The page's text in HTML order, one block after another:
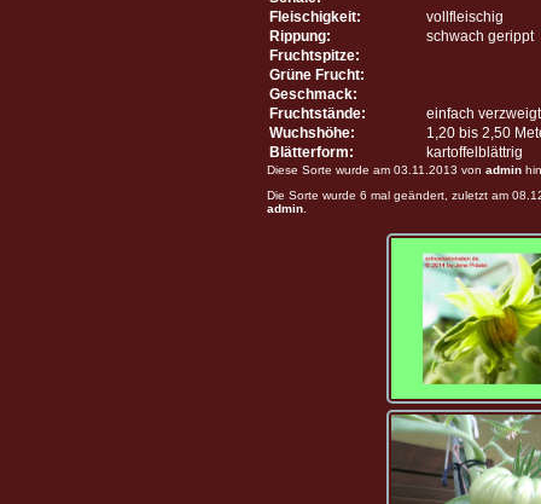
Fleischigkeit:
vollfleischig
Rippung:
schwach gerippt
Fruchtspitze:
Grüne Frucht:
Geschmack:
Fruchtstände:
einfach verzweigt
Wuchshöhe:
1,20 bis 2,50
Blätterform:
kartoffelblättrig
Diese Sorte wurde am 03.11.2013 von admin
Die Sorte wurde 6 mal geändert, zuletzt am
admin